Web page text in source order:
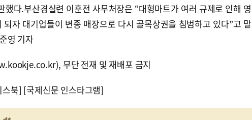
했다.부산경실련 이훈전 사무처장은 “대형마트가 여러 규제로 인해 영
되자 대기업들이 변종 매장으로 다시 골목상권을 침범하고 있다”고 말
영 기자
무단 전재 및 재배포 금지
스북] [국제신문 인스타그램]